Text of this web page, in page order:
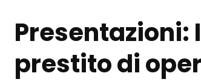
Presentazioni:
prestito di